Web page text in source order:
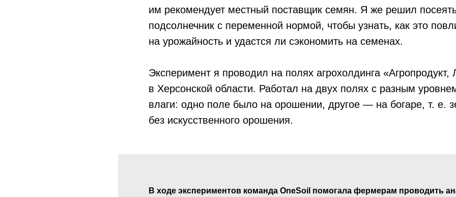
им рекомендует местный поставщик семян. Я же решил
подсолнечник с переменной нормой, чтобы узнать, как это
на урожайность и удастся ли сэкономить на семенах.
Эксперимент я проводил на полях агрохолдинга «Агропродукт,
в Херсонской области. Работал на двух полях с разным
влаги: одно поле было на орошении, другое — на богаре, т. е.
без искусственного орошения.
В ходе экспериментов команда OneSoil помогала фермерам проводить